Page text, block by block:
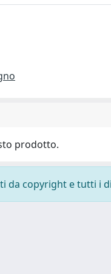
prodotto.
da copyright e tutti i